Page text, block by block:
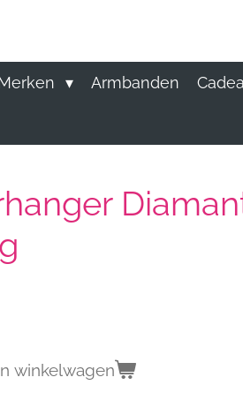
Armbanden
winkelwagen